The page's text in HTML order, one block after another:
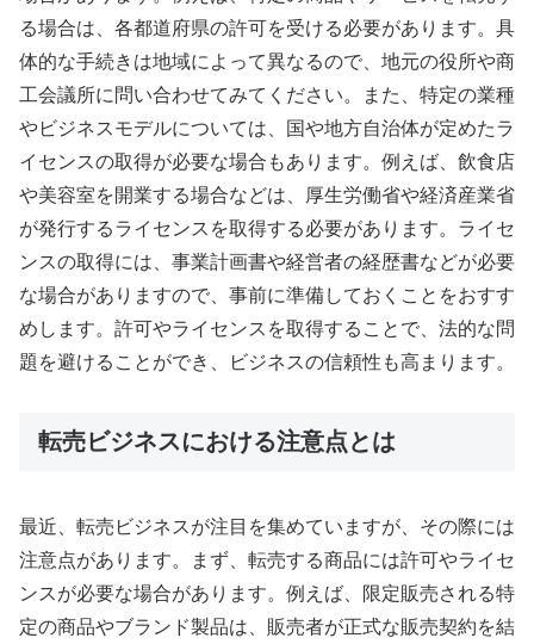
る場合は、各都道府県の許可を受ける必要があります。具
体的な手続きは地域によって異なるので、地元の役所や商
工会議所に問い合わせてみてください。また、特定の業種
やビジネスモデルについては、国や地方自治体が定めたラ
イセンスの取得が必要な場合もあります。例えば、飲食店
や美容室を開業する場合などは、厚生労働省や経済産業省
が発行するライセンスを取得する必要があります。ライセ
ンスの取得には、事業計画書や経営者の経歴書などが必要
な場合がありますので、事前に準備しておくことをおすす
めします。許可やライセンスを取得することで、法的な問
題を避けることができ、ビジネスの信頼性も高まります。
転売ビジネスにおける注意点とは
最近、転売ビジネスが注目を集めていますが、その際には
注意点があります。まず、転売する商品には許可やライセ
ンスが必要な場合があります。例えば、限定販売される特
定の商品やブランド製品は、販売者が正式な販売契約を結